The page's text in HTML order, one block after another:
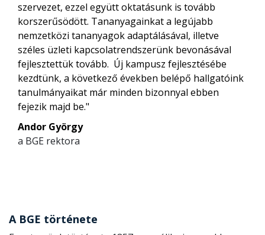
szervezet, ezzel együtt oktatásunk is tovább
korszerűsödött. Tananyagainkat a legújabb
nemzetközi tananyagok adaptálásával, illetve
széles üzleti kapcsolatrendszerünk bevonásával
fejlesztettük tovább. Új kampusz fejlesztésébe
kezdtünk, a következő években belépő hallgatóink
tanulmányaikat már minden bizonnyal ebben
fejezik majd be."
Andor György
a BGE rektora
A BGE története